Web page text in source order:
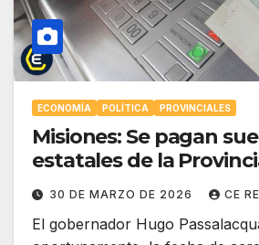
ECONOMÍA POLÍTICA PROVINCIALES
Misiones: Se pagan
estatales de la
30 DE MARZO DE 2026 CE
El gobernador Hugo